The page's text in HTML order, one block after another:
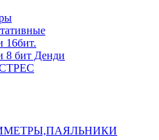
16бит.
8 бит Денди